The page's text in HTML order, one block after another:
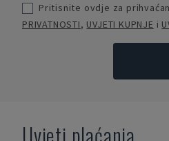
Pritisnite ovdje za
PRIVATNOSTI, UVJETI KUPNJE i